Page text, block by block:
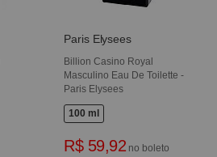
Paris Elysees
Billion Casino Royal
Masculino Eau De Toilette -
Paris Elysees
100 ml
R$ 59,92 no boleto